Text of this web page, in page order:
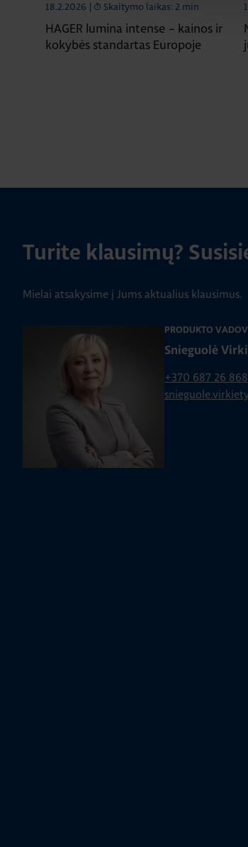
18.2.2026 | Skaitymo laikas: 2 min
HAGER lumina intense – kainos ir
kokybės standartas Europoje
Turite klausimų?
Mielai atsakysime į Jums aktualius klausimus.
PRODUKTO
Snieguolė
+370 687 26 868